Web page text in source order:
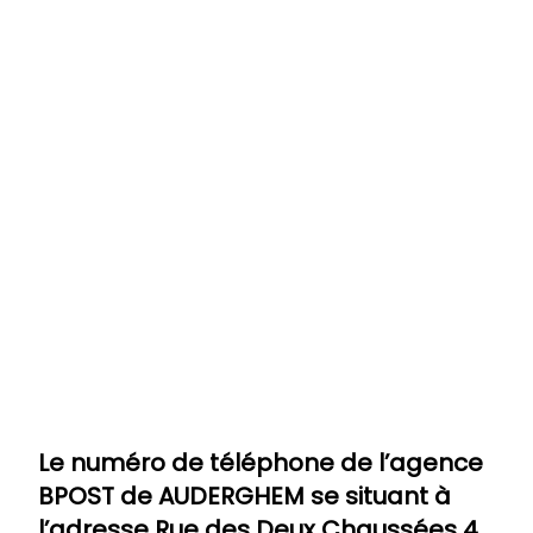
Le numéro de téléphone de l’agence
BPOST deAUDERGHEM se situant à